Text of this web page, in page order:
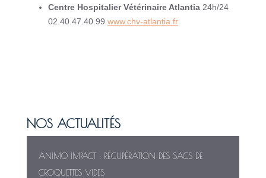
Centre Hospitalier Vétérinaire Atlantia 24h/24
02.40.47.40.99 www.chv-atlantia.fr
NOS ACTUALITÉS
ANIMO IMPACT : RÉCUPÉRATION DES SACS DE
CROQUETTES VIDES